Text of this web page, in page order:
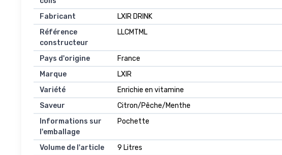
Fabricant
LXIR DRINK
Référence
constructeur
LLCMTML
Pays d'origine
France
Marque
LXIR
Variété
Enrichie en vitamine
Saveur
Citron/Pêche/Menthe
Informations sur
l'emballage
Pochette
Volume de l'article
9 Litres